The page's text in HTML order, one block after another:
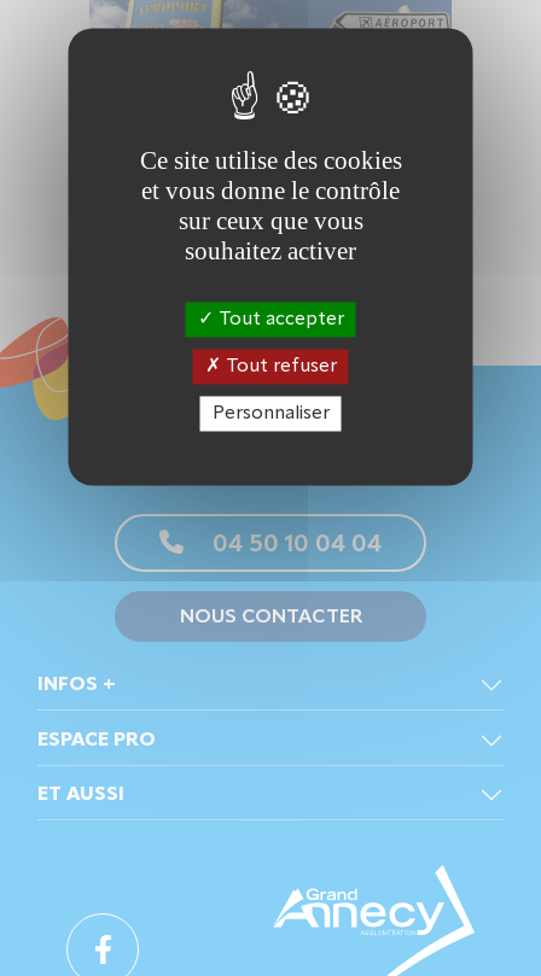
04 50 10 04 04
NOUS CONTACTER
INFOS +
ESPACE PRO
ET AUSSI
Ce site utilise des cookies
et vous donne le contrôle
sur ceux que vous
souhaitez activer
Tout accepter
Tout refuser
Personnaliser